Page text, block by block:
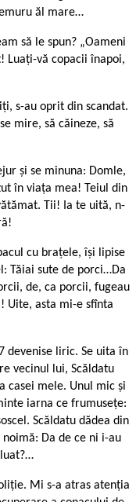
ăl mare…
să le spun? „Oameni
Luați-vă copacii înapoi,
s-au oprit din scandat.
mire, să căineze, să
și se minuna: Domle,
în viața mea! Teiul din
Tii! Ia te uită, n-
cu brațele, își lipise
Tăiai sute de porci…Da
de, ca porcii, fugeau
Uite, asta mi-e sfînta
devenise liric. Se uita în
vecinul lui, Scăldatu
casei mele. Unul mic și
iarna ce frumusețe:
Scăldatu dădea din
Da de ce ni i-au
Mi s-a atras atenția